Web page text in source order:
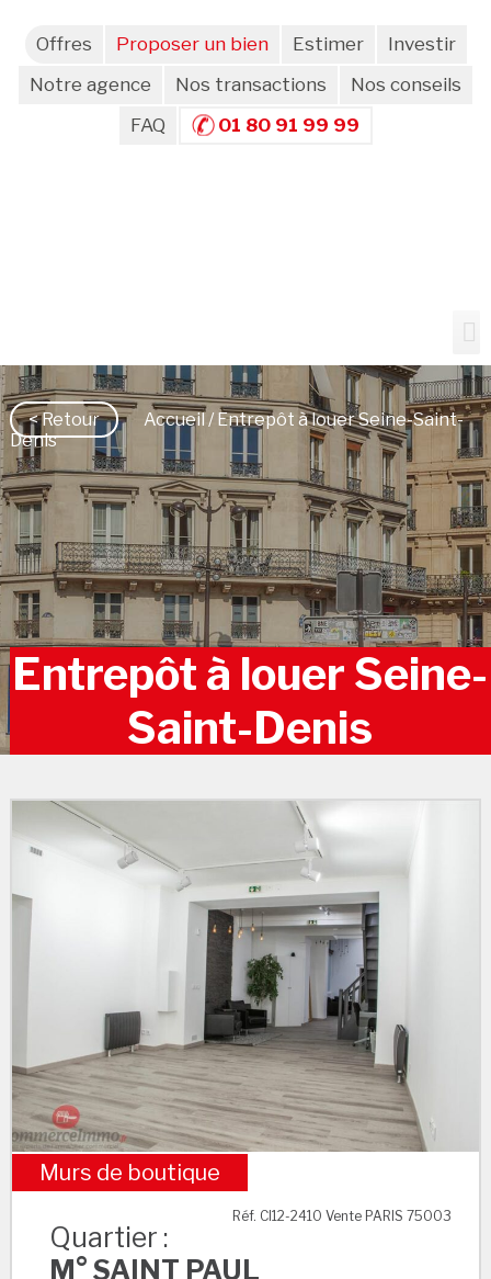
Offres Proposer un bien Estimer
Investir
Notre agence
Nos transactions
Nos conseils
FAQ
01 80 91 99 99
< Retour Accueil/ Entrepôt à louer Seine-Saint-
Denis
Entrepôt à louer Seine-
Saint-Denis
M° SAINT PAUL
Murs de boutique
Réf. CI12-2410 Vente PARIS 75003
Quartier :
M° SAINT PAUL